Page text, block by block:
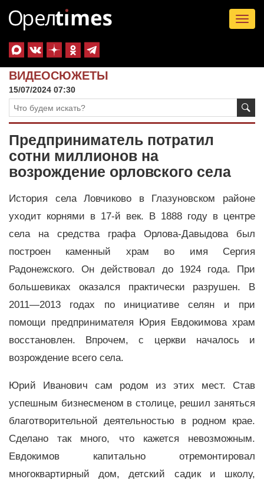
ВИДЕОСЮЖЕТЫ
15/07/2024 07:30
Предприниматель потратил
сотни миллионов на
возрождение орловского села
История села Ловчиково в Глазуновском районе
уходит корнями в 17-й век. В 1888 году в центре
села на средства графа Орлова-Давыдова был
построен каменный храм во имя Сергия
Радонежского. Он действовал до 1924 года. При
большевиках оказался практически разрушен. В
2011—2013 годах по инициативе селян и при
помощи предпринимателя Юрия Евдокимова храм
восстановлен. Впрочем, с церкви началось и
возрождение всего села.
Юрий Иванович сам родом из этих мест. Став
успешным бизнесменом в столице, решил заняться
благотворительной деятельностью в родном крае.
Сделано так много, что кажется невозможным.
Евдокимов капитально отремонтировал
многоквартирный дом, детский садик и школу,